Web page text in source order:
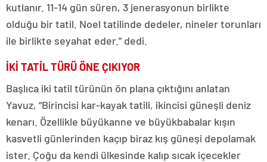
kutlanır. 11-14 gün süren, 3 jenerasyonun birlikte
olduğu bir tatil. Noel tatilinde dedeler, nineler torunları
ile birlikte seyahat eder.” dedi.
İKİ TATİL TÜRÜ ÖNE ÇIKIYOR
Başlıca iki tatil türünün ön plana çıktığını anlatan
Yavuz, “Birincisi kar-kayak tatili, ikincisi güneşli deniz
kenarı. Özellikle büyükanne ve büyükbabalar kışın
kasvetli günlerinden kaçıp biraz kış güneşi depolamak
ister. Çoğu da kendi ülkesinde kalıp sıcak içecekler